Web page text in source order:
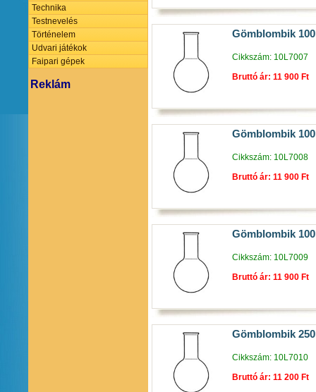
Technika
Testnevelés
Történelem
Udvari játékok
Faipari gépek
Reklám
Gömblombik
Cikkszám: 10L7007
Bruttó ár: 11 900 Ft
Gömblombik
Cikkszám: 10L7008
Bruttó ár: 11 900 Ft
Gömblombik
Cikkszám: 10L7009
Bruttó ár: 11 900 Ft
Gömblombik
Cikkszám: 10L7010
Bruttó ár: 11 200 Ft